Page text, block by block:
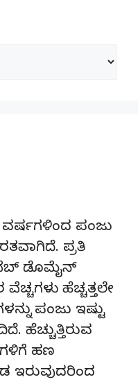
ಪಂಜು
ಪ್ರತಿ
ಡೊಮೈನ್‌
ಹೆಚ್ಚತ್ತಲೇ
ಪಂಜು ಇಷ್ಟು
ಹೆಚ್ಚುತ್ತಿರುವ
ಹಣ
ಇರುವುದರಿಂದ